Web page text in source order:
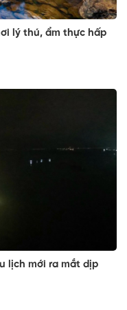
lý thú, ẩm thực hấp
lịch mới ra mắt dịp